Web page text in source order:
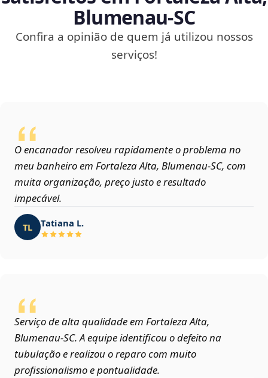
Blumenau‑SC
Confira a opinião de quem já utilizou nossos
serviços!
O encanador resolveu rapidamente o problema no
meu banheiro em Fortaleza Alta, Blumenau‑SC, com
muita organização, preço justo e resultado
impecável.
TL Tatiana L.
Serviço de alta qualidade em Fortaleza Alta,
Blumenau‑SC. A equipe identificou o defeito na
tubulação e realizou o reparo com muito
profissionalismo e pontualidade.